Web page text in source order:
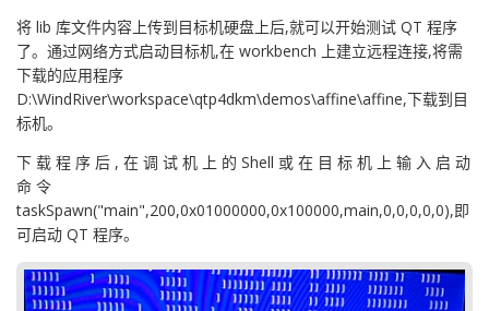
将 lib 库文件内容上传到目标机硬盘上后,就可以开始测试 QT 程序
了。通过网络方式启动目标机,在 workbench 上建立远程连接,将需
下载的应用程序
D:\WindRiver\workspace\qtp4dkm\demos\affine\affine,下载到目
标机。
下 载 程 序 后 , 在 调 试 机 上 的 Shell 或 在 目 标 机 上 输 入 启 动
命 令
taskSpawn("main",200,0x01000000,0x100000,main,0,0,0,0,0),即
可启动 QT 程序。